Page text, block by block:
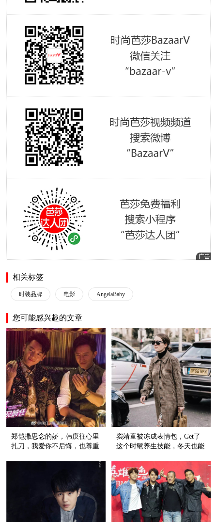
相关标签
时装品牌 电影 AngelaBaby
您可能感兴趣的文章
郑恺撒思念的娇，韩庚往心里
扎刀，我爱你不后悔，也尊重
窦靖童被冻成表情包，Get了
这个时髦养生技能，冬天也能